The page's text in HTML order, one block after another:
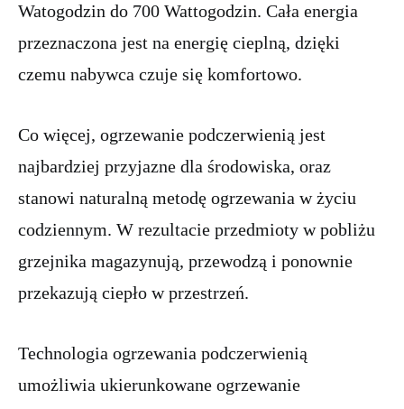
Watogodzin do 700 Wattogodzin. Cała energia
przeznaczona jest na energię cieplną, dzięki
czemu nabywca czuje się komfortowo.
Co więcej, ogrzewanie podczerwienią jest
najbardziej przyjazne dla środowiska, oraz
stanowi naturalną metodę ogrzewania w życiu
codziennym. W rezultacie przedmioty w pobliżu
grzejnika magazynują, przewodzą i ponownie
przekazują ciepło w przestrzeń.
Technologia ogrzewania podczerwienią
umożliwia ukierunkowane ogrzewanie